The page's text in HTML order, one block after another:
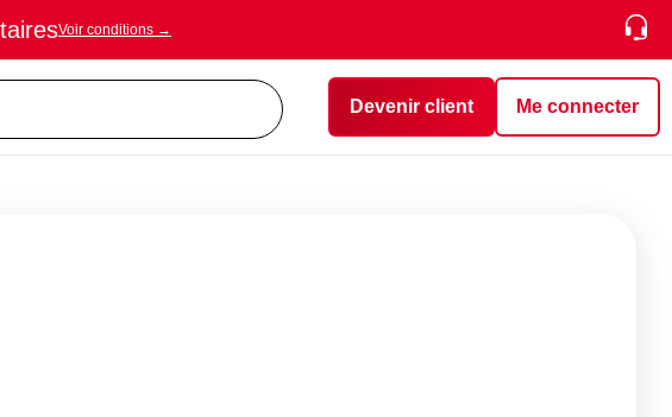
Voir conditions →
Devenir client Me connecter